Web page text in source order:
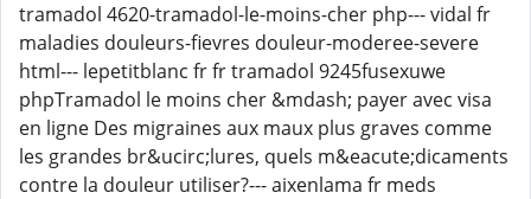
tramadol 4620-tramadol-le-moins-cher php--- vidal fr
maladies douleurs-fievres douleur-moderee-severe
html--- lepetitblanc fr fr tramadol 9245fusexuwe
phpTramadol le moins cher &mdash; payer avec visa
en ligne Des migraines aux maux plus graves comme
les grandes br&ucirc;lures, quels m&eacute;dicaments
contre la douleur utiliser?--- aixenlama fr meds